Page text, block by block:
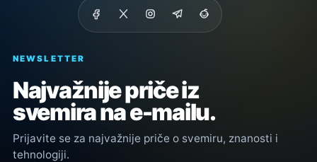
NEWSLETTER
Najvažnije priče iz
svemira na e-mailu.
Prijavite se za najvažnije priče o svemiru, znanosti i
tehnologiji.